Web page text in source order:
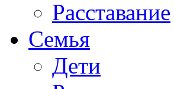
Расставание
Семья
Дети